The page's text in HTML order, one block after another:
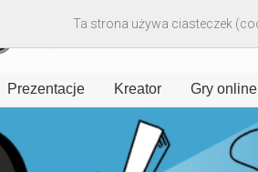
Prezentacje Kreator Gry online
Ta strona używa ciasteczek